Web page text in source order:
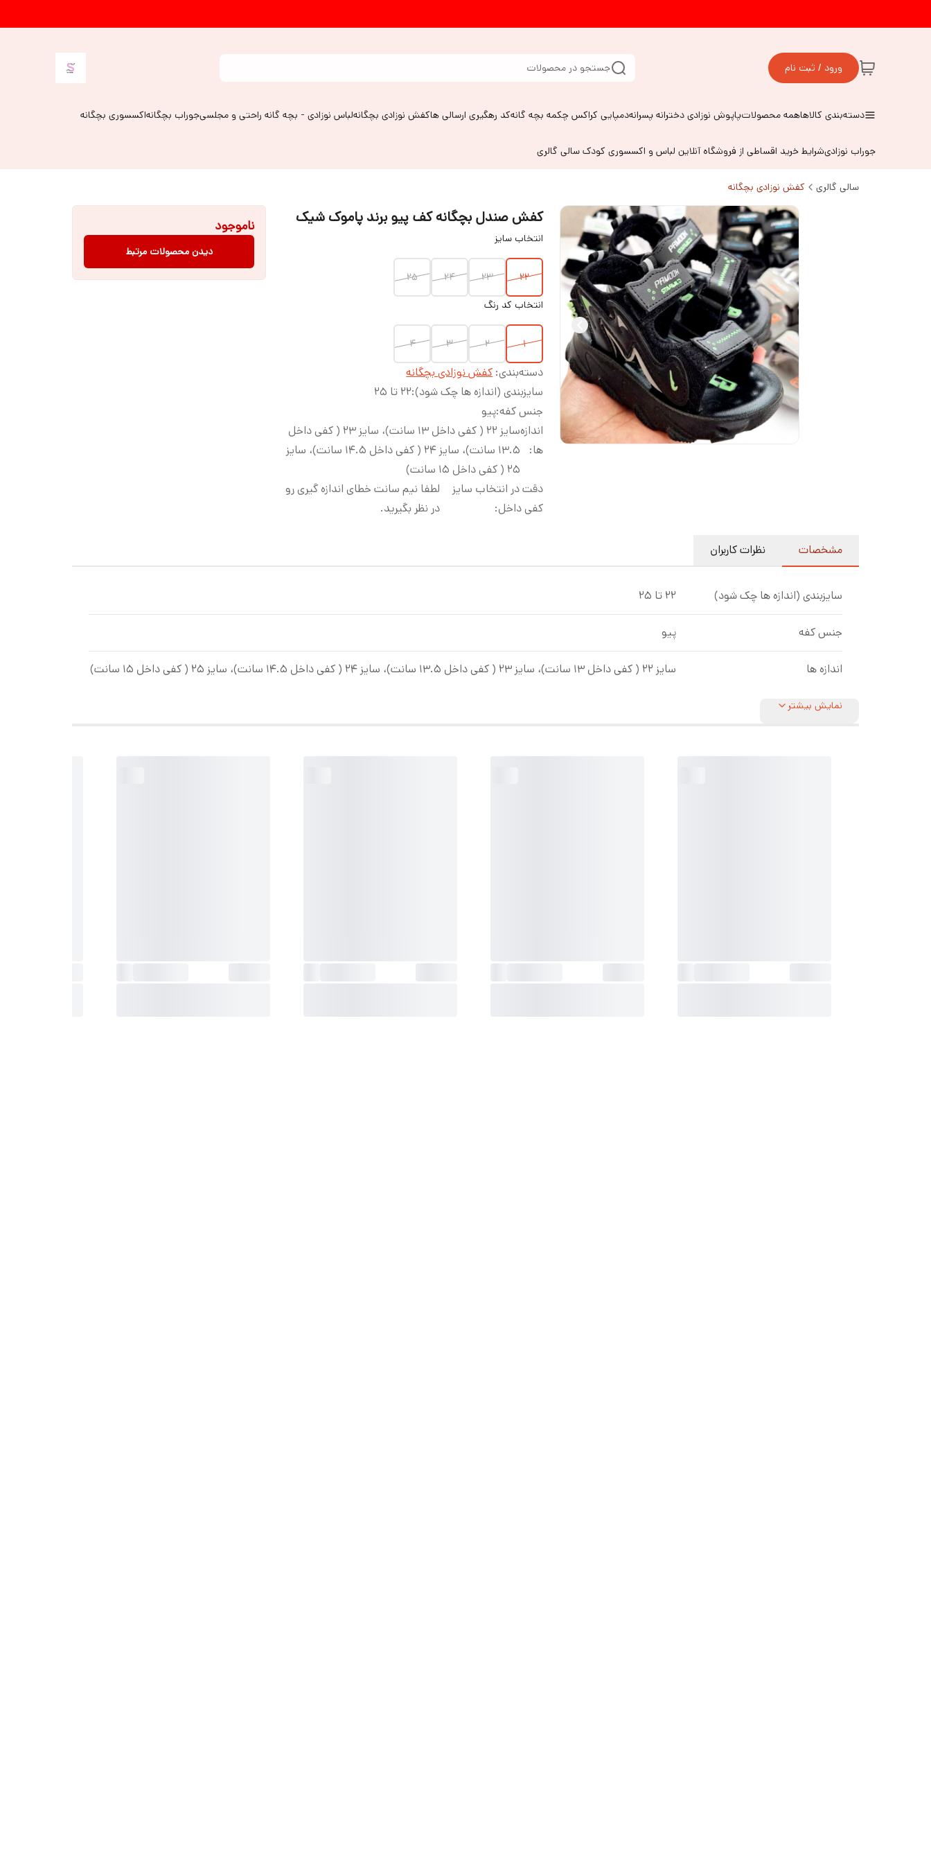
ورود / ثبت نام جستجو در محصولات
دسته‌بندی کالاهاهمه محصولاتپاپوش نوزادی دخترانه پسرانهدمپایی کراکس چکمه بچه گانهکد رهگیری ارسالی هاکفش نوزادی بچگانهلباس نوزادی - بچه گانه راحتی و مجلسیجوراب بچگانهاکسسوری بچگانه
جوراب نوزادیشرایط خرید اقساطی از فروشگاه آنلاین لباس و اکسسوری کودک سالی گالری
سالی گالری کفش نوزادی بچگانه
کفش صندل بچگانه کف پیو برند پاموک شیک
انتخاب سایز
۲۲ ۲۳ ۲۴
۲۵
انتخاب کد رنگ
۱ ۲ ۳ ۴
دسته‌بندی:کفش نوزادی بچگانه
سایزبندی (اندازه ها چک شود):۲۲ تا ۲۵
جنس کفه:پیو
اندازه
ها:
سایز ۲۲ ( کفی داخل ۱۳ سانت)، سایز ۲۳ ( کفی داخل
۱۳.۵ سانت)، سایز ۲۴ ( کفی داخل ۱۴.۵ سانت)، سایز
۲۵ ( کفی داخل ۱۵ سانت)
دقت در انتخاب سایز
کفی داخل:
لطفا نیم سانت خطای اندازه گیری رو
در نظر بگیرید.
ناموجود
دیدن محصولات مرتبط
مشخصات نظرات کاربران
سایزبندی (اندازه ها چک شود) ۲۲ تا ۲۵
جنس کفه پیو
اندازه ها سایز ۲۲ ( کفی داخل ۱۳ سانت)، سایز ۲۳ ( کفی داخل ۱۳.۵ سانت)، سایز ۲۴ ( کفی داخل ۱۴.۵ سانت)، سایز ۲۵ ( کفی داخل ۱۵ سانت)
نمایش بیشتر